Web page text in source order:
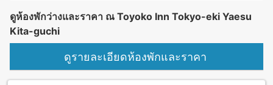
ดูห้องพักว่างและราคา ณ Toyoko Inn Tokyo-eki Yaesu
Kita-guchi
ดูรายละเอียดห้องพักและราคา